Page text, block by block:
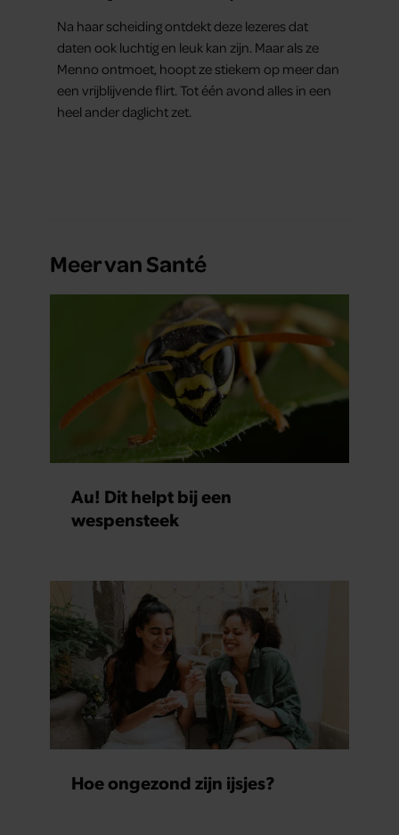
Na haar scheiding ontdekt deze lezeres dat
daten ook luchtig en leuk kan zijn. Maar als ze
Menno ontmoet, hoopt ze stiekem op meer dan
een vrijblijvende flirt. Tot één avond alles in een
heel ander daglicht zet.
Meer van Santé
Au! Dit helpt bij een
wespensteek
Hoe ongezond zijn ijsjes?